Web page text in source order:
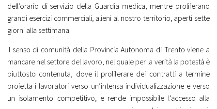
dell’orario di servizio della Guardia medica, mentre proliferano
grandi esercizi commerciali, alieni al nostro territorio, aperti sette
giorni alla settimana.
Il senso di comunità della Provincia Autonoma di Trento viene a
mancare nel settore del lavoro, nel quale per la verità la potestà è
piuttosto contenuta, dove il proliferare dei contratti a termine
proietta i lavoratori verso un’intensa individualizzazione e verso
un isolamento competitivo, e rende impossibile l’accesso alla